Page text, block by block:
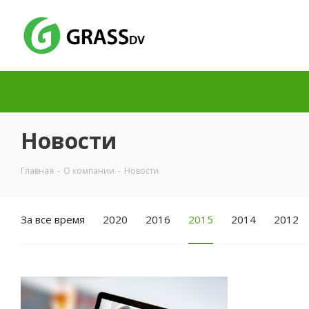
Новости
Главная - О компании - Новости
За все время 2020 2016 2015 2014 2012